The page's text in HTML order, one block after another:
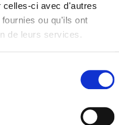
celles-ci avec d'autres
ou qu'ils ont
de leurs services.